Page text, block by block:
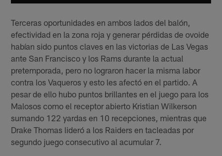
Terceras oportunidades en ambos lados del balón,
efectividad en la zona roja y generar pérdidas de ovoide
habían sido puntos claves en las victorias de Las Vegas
ante San Francisco y los Rams durante la actual
pretemporada, pero no lograron hacer la misma labor
contra los Vaqueros y esto les afectó en el partido. A
pesar de ello hubo puntos brillantes en el juego para los
Malosos como el receptor abierto Kristian Wilkerson
sumando 122 yardas en 10 recepciones, mientras que
Drake Thomas lideró a los Raiders en tacleadas por
segundo juego consecutivo al acumular 7.